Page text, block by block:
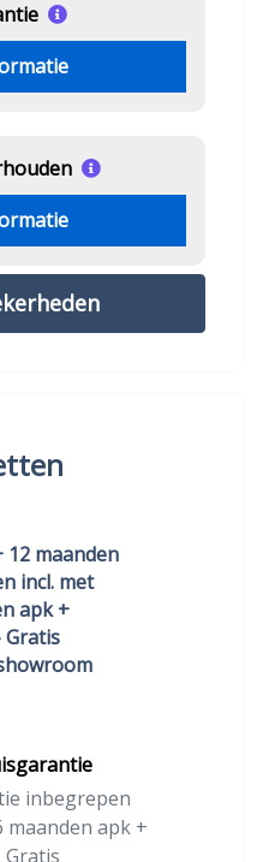
12 maanden
incl. met
apk +
inbegrepen
maanden apk +